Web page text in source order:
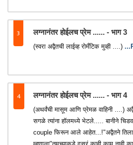
3 लग्नानंतर होईलच प्रेम ...... - भाग 3
(स्वरा अद्वैतची लाईव्ह रोमँटिक मुव्ही ....)
4 लग्नानंतर होईलच प्रेम ...... - भाग 4
(अथर्वंची मासूम आणि प्रेमळ वाहिनी ....)
सगळे त्यांना हॉलमध्ये भेटले..... बानीने
couple फिरून आले आहेत...!"अद्वैतने तिला